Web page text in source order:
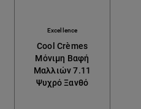
Excellence
Cool Crèmes
Μόνιμη Βαφή
Μαλλιών 7.11
Ψυχρό Ξανθό